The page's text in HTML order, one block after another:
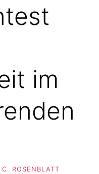
im
C. ROSENBLATT